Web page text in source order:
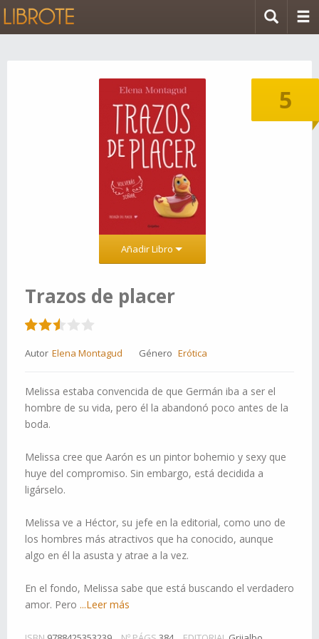
5
Añadir Libro
Trazos de placer
Autor Elena Montagud Género Erótica
Melissa estaba convencida de que Germán iba a ser el
hombre de su vida, pero él la abandonó poco antes de la
boda.
Melissa cree que Aarón es un pintor bohemio y sexy que
huye del compromiso. Sin embargo, está decidida a
ligárselo.
Melissa ve a Héctor, su jefe en la editorial, como uno de
los hombres más atractivos que ha conocido, aunque
algo en él la asusta y atrae a la vez.
En el fondo, Melissa sabe que está buscando el verdadero
amor. Pero ...Leer más